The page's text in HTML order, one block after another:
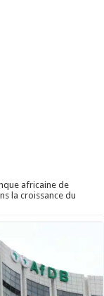
africaine de
la croissance du